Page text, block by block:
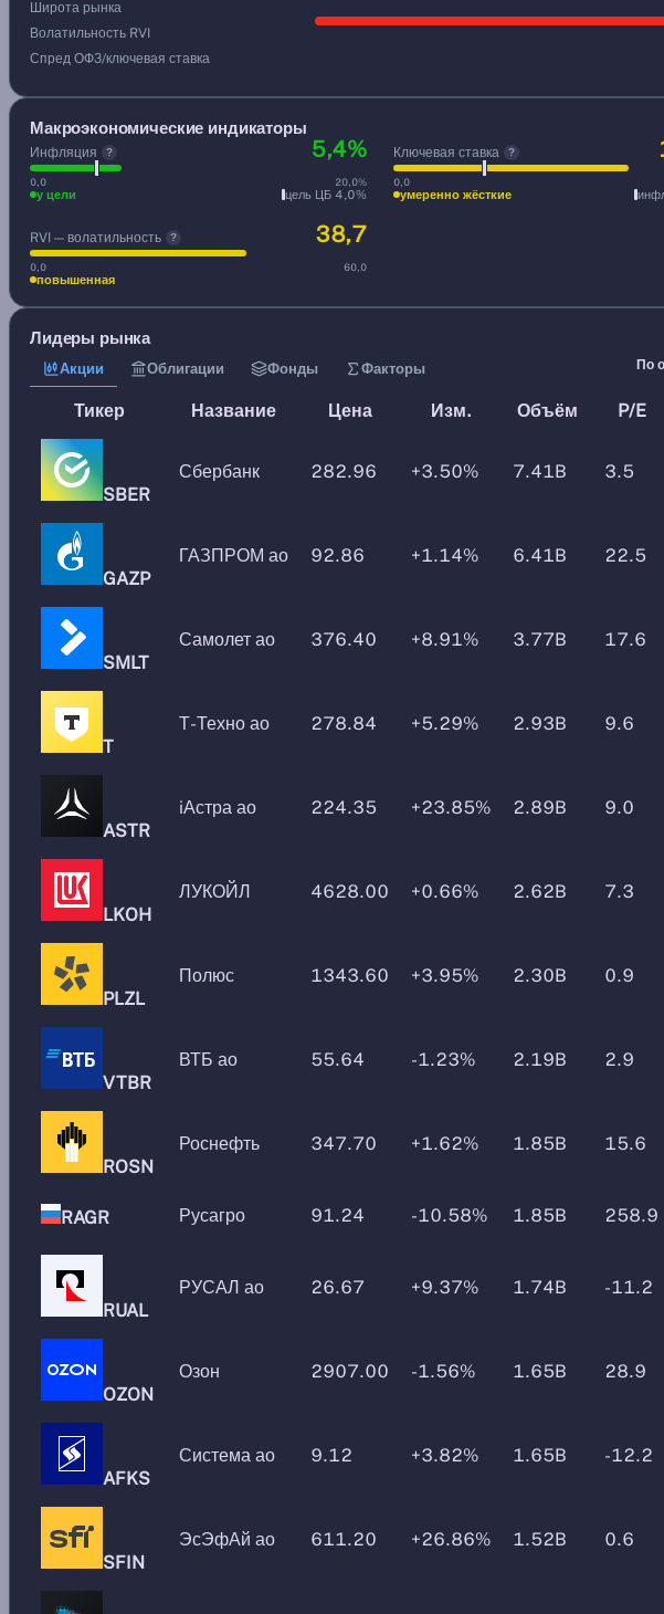
Широта рынка
Волатильность RVI
Спред ОФЗ/ключевая ставка
Макроэкономические индикаторы
Инфляция ? 5,4%
0,0 20,0%
у цели цель ЦБ 4,0%
Ключевая ставка ?
0,0
умеренно жёсткие
RVI — волатильность ? 38,7
0,0 60,0
повышенная
Лидеры рынка
Акции Облигации Фонды Факторы По
Тикер Название Цена Изм. Объём P/E
SBER
Сбербанк 282.96 +3.50% 7.41B 3.5
GAZP
ГАЗПРОМ ао 92.86 +1.14% 6.41B 22.5
SMLT
Самолет ао 376.40 +8.91% 3.77B 17.6
T
Т-Техно ао 278.84 +5.29% 2.93B 9.6
ASTR
iАстра ао 224.35 +23.85% 2.89B 9.0
LKOH
ЛУКОЙЛ 4628.00 +0.66% 2.62B 7.3
PLZL
Полюс 1343.60 +3.95% 2.30B 0.9
VTBR
ВТБ ао 55.64 -1.23% 2.19B 2.9
ROSN
Роснефть 347.70 +1.62% 1.85B 15.6
RAGR Русагро 91.24 -10.58% 1.85B 258.9
RUAL
РУСАЛ ао 26.67 +9.37% 1.74B -11.2
OZON
Озон 2907.00 -1.56% 1.65B 28.9
AFKS
Система ао 9.12 +3.82% 1.65B -12.2
SFIN
ЭсЭфАй ао 611.20 +26.86% 1.52B 0.6